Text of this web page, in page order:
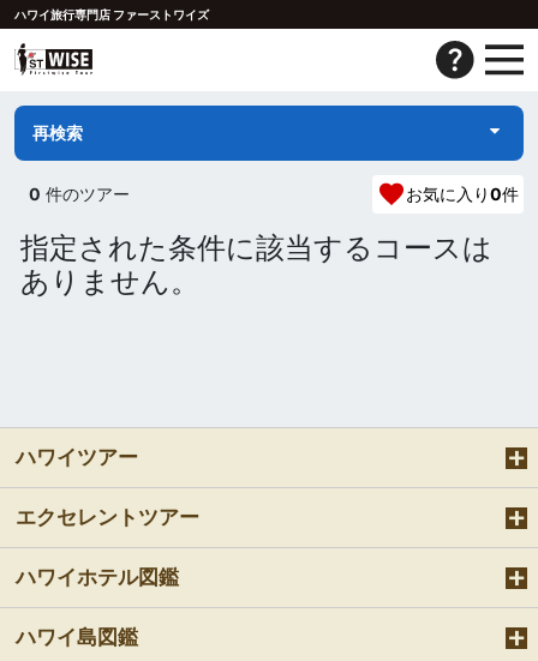
ハワイ旅行専門店 ファーストワイズ
再検索
0 件のツアー お気に入り0件
指定された条件に該当するコースは
ありません。
ハワイツアー
エクセレントツアー
ハワイホテル図鑑
ハワイ島図鑑